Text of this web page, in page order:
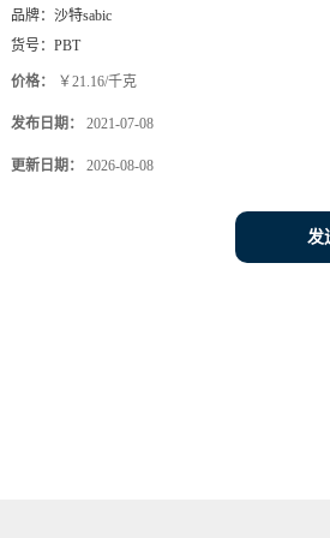
品牌： 沙特sabic
货号： PBT
价格： ￥21.16/千克
发布日期： 2021-07-08
更新日期： 2026-08-08
发